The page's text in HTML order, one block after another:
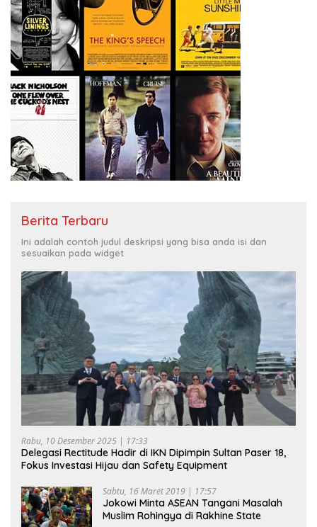
Berita Terbaru
Ini adalah contoh judul deskripsi yang bisa anda isi dan
sesuaikan pada widget
Rabu, 10 Desember 2025 | 17:33
Delegasi Rectitude Hadir di IKN Dipimpin Sultan Paser 18,
Fokus Investasi Hijau dan Safety Equipment
Sabtu, 16 Maret 2019 | 17:57
Jokowi Minta ASEAN Tangani Masalah
Muslim Rohingya di Rakhine State